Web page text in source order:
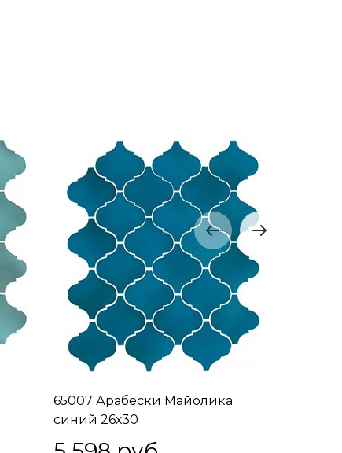
65007 Арабески Майолика
синий 26х30